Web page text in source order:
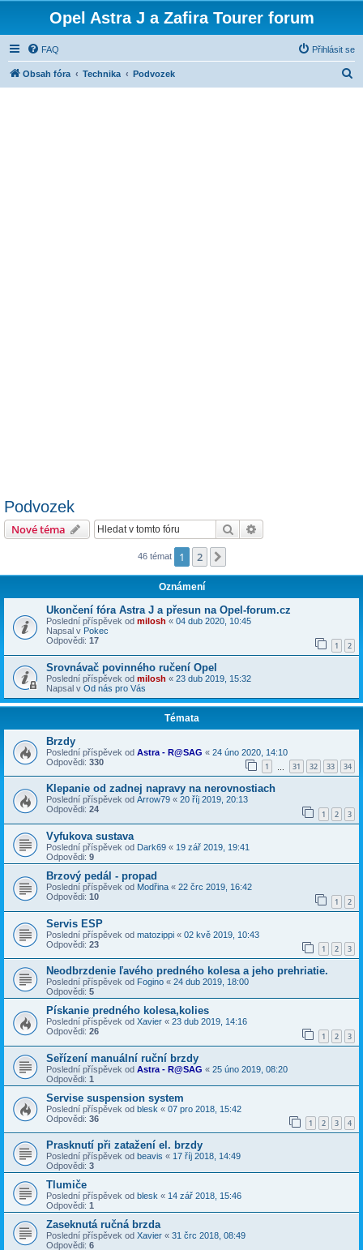
Opel Astra J a Zafira Tourer forum
FAQ Přihlásit se
Obsah fóra Technika Podvozek
Podvozek
Nové téma Hledat
46 témat 1 2
Oznámení
Ukončení fóra Astra J a přesun na Opel-forum.cz
Poslední příspěvek od milosh « 04 dub 2020, 10:45
Napsal v Pokec
Odpovědi: 17 1 2
Srovnávač povinného ručení Opel
Poslední příspěvek od milosh « 23 dub 2019, 15:32
Napsal v Od nás pro Vás
Témata
Brzdy
Poslední příspěvek od Astra - R@SAG « 24 úno 2020, 14:10
Odpovědi: 330 1 31 32 33 34
Klepanie od zadnej napravy na nerovnostiach
Poslední příspěvek od Arrow79 « 20 říj 2019, 20:13
Odpovědi: 24 1 2 3
Vyfukova sustava
Poslední příspěvek od Dark69 « 19 zář 2019, 19:41
Odpovědi: 9
Brzový pedál - propad
Poslední příspěvek od Modřina « 22 črc 2019, 16:42
Odpovědi: 10 1 2
Servis ESP
Poslední příspěvek od matozippi « 02 kvě 2019, 10:43
Odpovědi: 23 1 2 3
Neodbrzdenie ľavého predného kolesa a jeho prehriatie.
Poslední příspěvek od Fogino « 24 dub 2019, 18:00
Odpovědi: 5
Pískanie predného kolesa,kolies
Poslední příspěvek od Xavier « 23 dub 2019, 14:16
Odpovědi: 26 1 2 3
Seřízení manuální ruční brzdy
Poslední příspěvek od Astra - R@SAG « 25 úno 2019, 08:20
Odpovědi: 1
Servise suspension system
Poslední příspěvek od blesk « 07 pro 2018, 15:42
Odpovědi: 36 1 2 3 4
Prasknutí při zatažení el. brzdy
Poslední příspěvek od beavis « 17 říj 2018, 14:49
Odpovědi: 3
Tlumiče
Poslední příspěvek od blesk « 14 zář 2018, 15:46
Odpovědi: 1
Zaseknutá ručná brzda
Poslední příspěvek od Xavier « 31 črc 2018, 08:49
Odpovědi: 6